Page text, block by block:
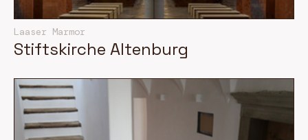
Laaser Marmor
Stiftskirche Altenburg